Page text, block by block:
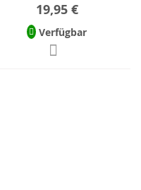
19,95 €
Verfügbar